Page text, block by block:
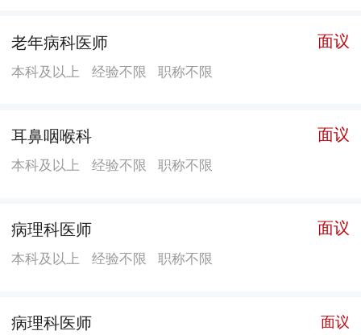
大学建立了战略帮扶关系，与灵川县中医医院建立了紧
密型医联体关系，分别与日本熊本大肠肛门病院、美国
改革创新，在全区率先实施“无假日医院”，是自治区级
文明单位、绿色环保医院、爱婴医院。医院正不断加强
老年病科医师 面议
本科及以上 经验不限 职称不限
耳鼻咽喉科 面议
本科及以上 经验不限 职称不限
病理科医师 面议
本科及以上 经验不限 职称不限
病理科医师 面议